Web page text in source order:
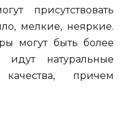
присутствовать
мелкие, неяркие.
могут быть более
натуральные
причем